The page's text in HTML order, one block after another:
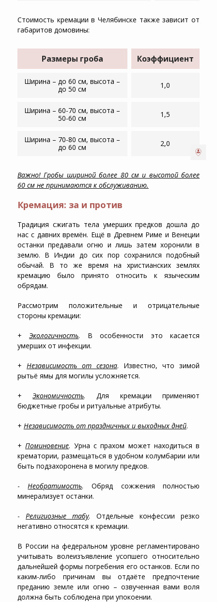
Стоимость кремации в Челябинске также зависит от
габаритов домовины:
Размеры гроба Коэффициент
Ширина – до 60 см, высота –
до 50 см
1,0
Ширина – 60-70 см, высота –
50-60 см
1,5
Ширина – 70-80 см, высота –
до 60 см
2,0
Важно! Гробы шириной более 80 см и высотой более
60 см не принимаются к обслуживанию.
Кремация: за и против
Традиция сжигать тела умерших предков дошла до
нас с давних времён. Ещё в Древнем Риме и Венеции
останки предавали огню и лишь затем хоронили в
землю. В Индии до сих пор сохранился подобный
обычай. В то же время на христианских землях
кремацию было принято относить к языческим
обрядам.
Рассмотрим положительные и отрицательные
стороны кремации:
+Экологичность. В особенности это касается
умерших от инфекции.
+ Независимость от сезона. Известно, что зимой
рытьё ямы для могилы усложняется.
+Экономичность. Для кремации применяют
бюджетные гробы и ритуальные атрибуты.
+ Независимость от праздничных и выходных дней.
+Поминовение. Урна с прахом может находиться в
крематории, размещаться в удобном колумбарии или
быть подзахоронена в могилу предков.
-Необратимость. Обряд сожжения полностью
минерализует останки.
-Религиозные табу. Отдельные конфессии резко
негативно относятся к кремации.
В России на федеральном уровне регламентировано
учитывать волеизъявление усопшего относительно
дальнейшей формы погребения его останков. Если по
каким-либо причинам вы отдаёте предпочтение
преданию земле или огню – озвученная вами воля
должна быть соблюдена при упокоении.